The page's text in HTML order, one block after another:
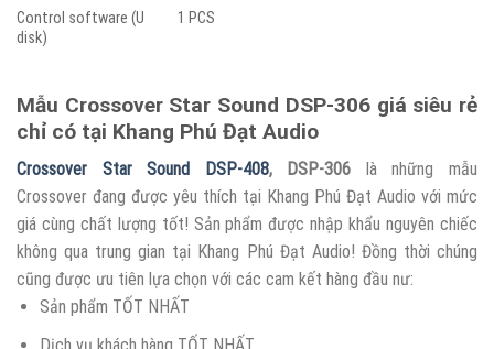
Control software (U
disk)
1 PCS
Mẫu Crossover Star Sound DSP-306 giá siêu rẻ
chỉ có tại Khang Phú Đạt Audio
Crossover Star Sound DSP-408, DSP-306 là những mẫu
Crossover đang được yêu thích tại Khang Phú Đạt Audio với mức
giá cùng chất lượng tốt! Sản phẩm được nhập khẩu nguyên chiếc
không qua trung gian tại Khang Phú Đạt Audio! Đồng thời chúng
cũng được ưu tiên lựa chọn với các cam kết hàng đầu nư:
Sản phẩm TỐT NHẤT